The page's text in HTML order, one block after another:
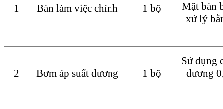
1 Bàn làm việc chính 1 bộ
Mặt bàn
xử lý
2 Bơm áp suất dương 1 bộ
Sử dụng
dương